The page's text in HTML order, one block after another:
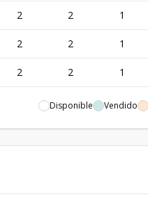
2 2 1
2 2 1
2 2 1
2 1
2 2 1
Disponible Vendido